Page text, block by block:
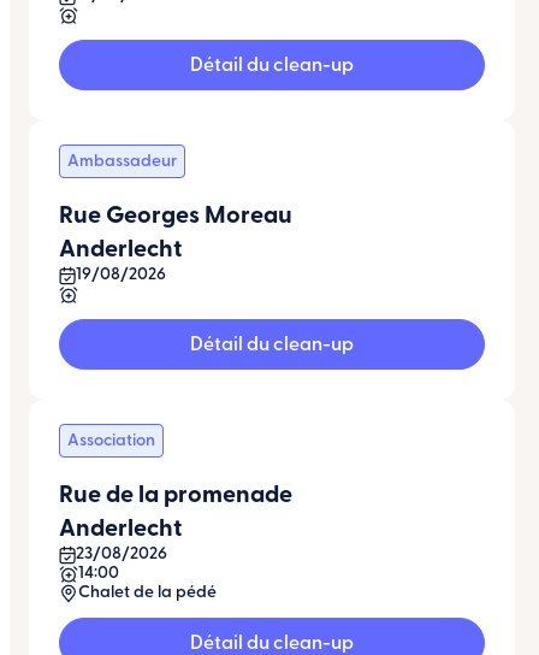
Détail du clean-up
Ambassadeur
Rue Georges Moreau
Anderlecht
19/08/2026
Détail du clean-up
Association
Rue de la promenade
Anderlecht
23/08/2026
14:00
Chalet de la pédé
Détail du clean-up